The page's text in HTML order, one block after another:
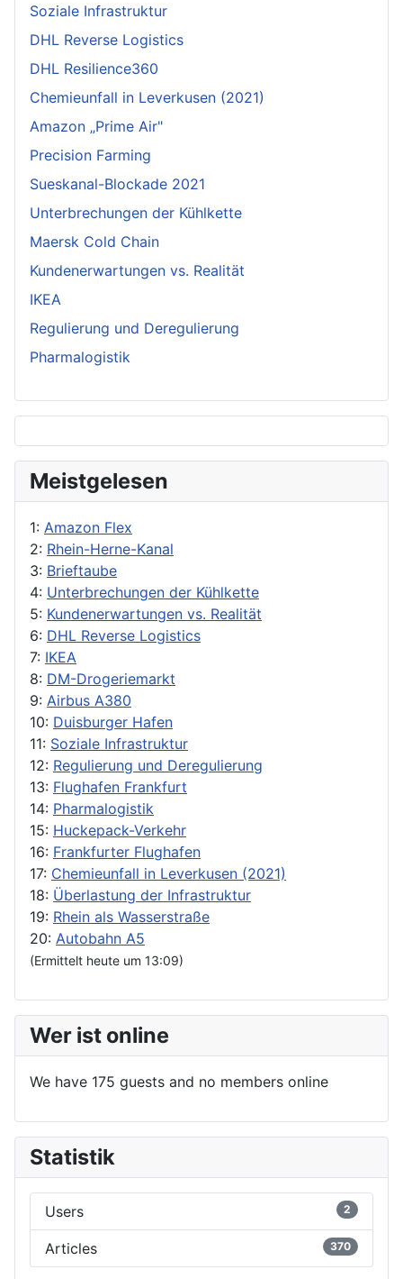
Soziale Infrastruktur
DHL Reverse Logistics
DHL Resilience360
Chemieunfall in Leverkusen (2021)
Amazon „Prime Air"
Precision Farming
Sueskanal-Blockade 2021
Unterbrechungen der Kühlkette
Maersk Cold Chain
Kundenerwartungen vs. Realität
IKEA
Regulierung und Deregulierung
Pharmalogistik
Meistgelesen
1: Amazon Flex
2: Rhein-Herne-Kanal
3: Brieftaube
4: Unterbrechungen der Kühlkette
5: Kundenerwartungen vs. Realität
6: DHL Reverse Logistics
7: IKEA
8: DM-Drogeriemarkt
9: Airbus A380
10: Duisburger Hafen
11: Soziale Infrastruktur
12: Regulierung und Deregulierung
13: Flughafen Frankfurt
14: Pharmalogistik
15: Huckepack-Verkehr
16: Frankfurter Flughafen
17: Chemieunfall in Leverkusen (2021)
18: Überlastung der Infrastruktur
19: Rhein als Wasserstraße
20: Autobahn A5
(Ermittelt heute um 13:09)
Wer ist online
We have 175 guests and no members online
Statistik
Users 2
Articles 370